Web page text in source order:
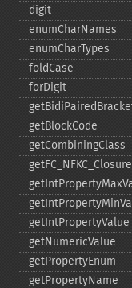
digit
enumCharNames
enumCharTypes
foldCase
forDigit
getBlockCode
getCombiningClass
getFC_​NFKC_​Closure
getIntPropertyValue
getNumericValue
getPropertyEnum
getPropertyName